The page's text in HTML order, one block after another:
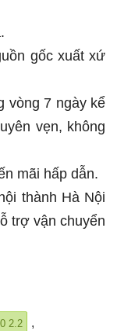
gốc xuất xứ
vòng 7 ngày kể
vẹn, không
mãi hấp dẫn.
thành Hà Nội
trợ vận chuyển
2.2 ,